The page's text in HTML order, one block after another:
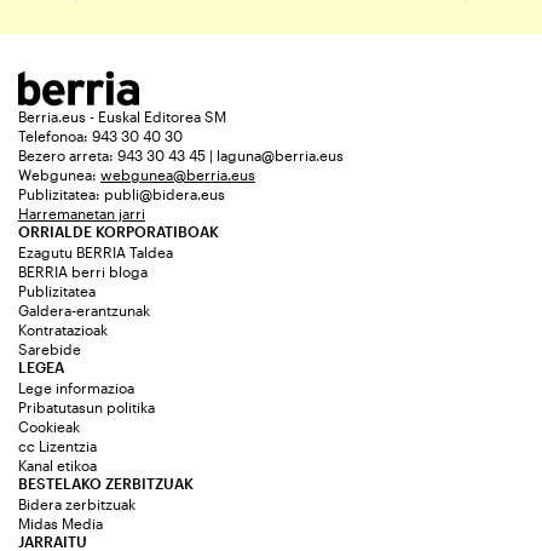
Berria.eus - Euskal Editorea SM
Telefonoa: 943 30 40 30
Bezero arreta: 943 30 43 45 | laguna@berria.eus
Webgunea: webgunea@berria.eus
Publizitatea: publi@bidera.eus
Harremanetan jarri
ORRIALDE KORPORATIBOAK
Ezagutu BERRIA Taldea
BERRIA berri bloga
Publizitatea
Galdera-erantzunak
Kontratazioak
Sarebide
JARRAITU
LEGEA
Lege informazioa
Pribatutasun politika
Cookieak
cc Lizentzia
Kanal etikoa
BESTELAKO ZERBITZUAK
Bidera zerbitzuak
Midas Media